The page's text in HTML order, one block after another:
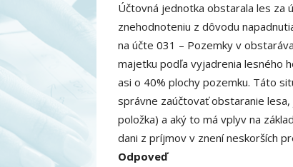
Účtovná jednotka obstarala les za
znehodnoteniu z dôvodu
na účte 031 – Pozemky v
majetku podľa vyjadrenia lesného
asi o 40% plochy pozemku. Táto
správne zaúčtovať obstaranie
položka) a aký to má vplyv na
dani z príjmov v znení neskorších
Odpoveď